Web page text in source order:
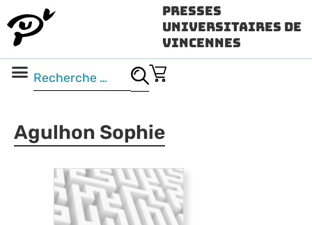
Presses
Universitaires de
Vincennes
Agulhon Sophie